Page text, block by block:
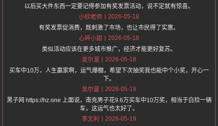
以后买大件东西一定要记得参加有奖发票活动，说不定就有惊喜。
小欣老师
2026-05-18
有奖发票促消费，既刺激了市场，也让市民得了实惠。
心碎小甜
2026-05-18
类似活动应该在更多城市推广，经济才能更好复苏。
吴尔渥
2026-05-18
买车中10万，人生赢家啊，运气爆棚，希望下次抽奖我也能中个小奖，开心一
下。
吴尔渥
2026-05-19
黑子网 https://hz.one 上面说，南充男子花9.6万买车中10万奖，相当于白捡一辆
车，这运气也太好了。
李文利
2026-05-19